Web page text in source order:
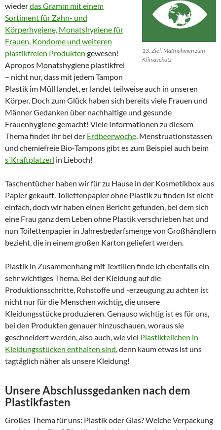
13. Ziel: Maßnahmen zum
Klimaschutz
wiederdas Gramm mit einem
Sortiment für Zahn- und
Körperhygiene, Monatshygiene für
Frauen, Kondome und weiteren
plastikfreien Produkten gewesen!
Apropos Monatshygiene plastikfrei
– nicht nur, dass mit jedem Tampon
Plastik im Müll landet, er landet teilweise auch in unseren
Körper. Doch zum Glück haben sich bereits viele Frauen und
Männer Gedanken über nachhaltige und gesunde
Frauenhygiene gemacht! Viele Informationen zu diesem
Thema findet ihr bei der Erdbeerwoche . Menstruationstassen
und chemiefreie Bio-Tampons gibt es zum Beispiel auch beim
s`Kraftplatzerl in Lieboch!
Taschentücher haben wir für zu Hause in der Kosmetikbox aus
Papier gekauft. Toilettenpapier ohne Plastik zu finden ist nicht
einfach, doch wir haben einen Bericht gefunden, bei dem sich
eine Frau ganz dem Leben ohne Plastik verschrieben hat und
nun Toilettenpapier in Jahresbedarfsmenge von Großhändlern
bezieht, die in einem großen Karton geliefert werden.
Plastik in Zusammenhang mit Textilien finde ich ebenfalls ein
sehr wichtiges Thema. Bei der Kleidung auf die
Produktionsschritte, Rohstoffe und -erzeugung zu achten ist
nicht nur für die Menschen wichtig, die unsere
Kleidungsstücke produzieren. Genauso wichtig ist es für uns,
bei den Produkten genauer hinzuschauen, woraus sie
geschneidert werden, also auch, wie viel Plastikteilchen in
Kleidungsstücken enthalten sind , denn kaum etwas ist uns
tagtäglich näher als unsere Kleidung!
Unsere Abschlussgedanken nach dem
Plastikfasten
Großes Thema für uns: Plastik oder Glas? Welche Verpackung